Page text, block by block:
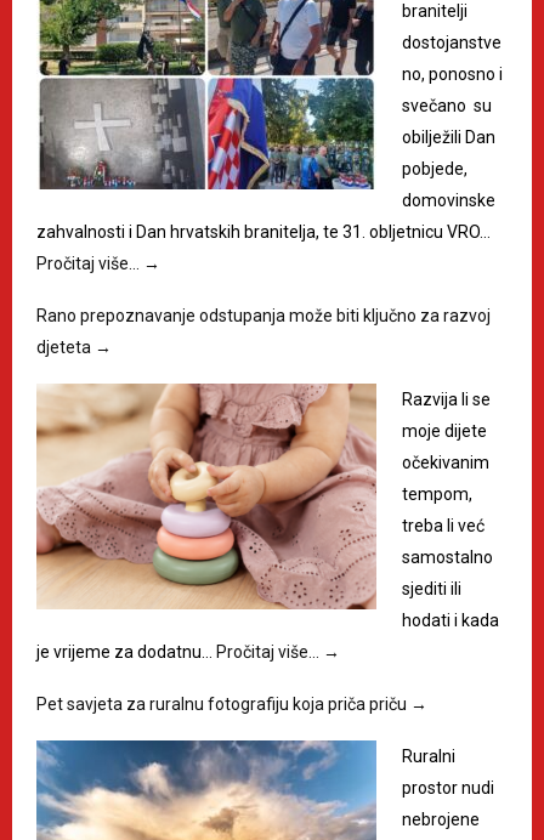
branitelji
dostojanstve
no, ponosno i
svečano su
obilježili Dan
pobjede,
domovinske
zahvalnosti i Dan hrvatskih branitelja, te 31. obljetnicu VRO…
Pročitaj više…
→
Rano prepoznavanje odstupanja može biti ključno za razvoj
djeteta →
Razvija li se
moje dijete
očekivanim
tempom,
treba li već
samostalno
sjediti ili
hodati i kada
je vrijeme za dodatnu…
Pročitaj više… →
Pet savjeta za ruralnu fotografiju koja priča priču →
Ruralni
prostor nudi
nebrojene